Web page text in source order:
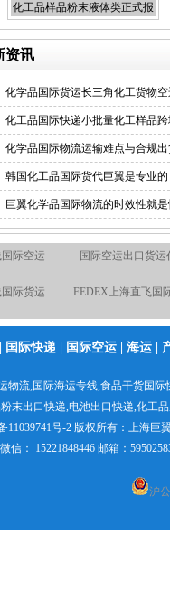
化工品样品粉末液体类正式报
资讯
化学品国际货运长三角化工货物
化工品国际快递小批量化工样品
化学品国际物流运输难点与合规
韩国化工品国际货代巨翼是专业的
巨翼化学品国际物流的时效性就
到英国德国 化工品国际快
口
际货运 日本专线国际空
国际快递 国际空运 海运
物流,国际海运专线,食品干货国际
末出口快递,电池出口快递,化工
11039741号-2 版权所有： 上海巨
微信： 15221848446 邮箱：
沪